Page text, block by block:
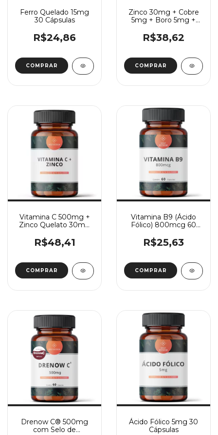
Ferro Quelado 15mg
30 Cápsulas
R$24,86
Zinco 30mg + Cobre
5mg + Boro 5mg +
Cápsulas
R$38,62
Vitamina C 500mg +
Zinco Quelato 30mg
R$48,41
Vitamina B9 (Ácido
Fólico) 800mcg 60
R$25,63
Drenow C® 500mg
com Selo de
Ácido Fólico 5mg 30
Cápsulas